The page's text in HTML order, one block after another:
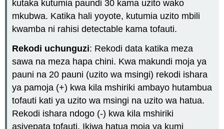
kutaka kutumia paundi 30 kama uzito wako
mkubwa. Katika hali yoyote, kutumia uzito mbili
kwamba ni rahisi detectable kama tofauti.
Rekodi uchunguzi: Rekodi data katika meza
sawa na meza hapa chini. Kwa makundi moja ya
pauni na 20 pauni (uzito wa msingi) rekodi ishara
ya pamoja (+) kwa kila mshiriki ambayo hutambua
tofauti kati ya uzito wa msingi na uzito wa hatua.
Rekodi ishara ndogo (-) kwa kila mshiriki
asiyepata tofauti. Ikiwa hatua moja ya kumi